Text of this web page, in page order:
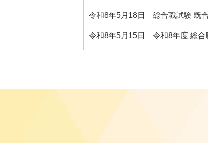
令和8年5月18日 総合職試験 既合
令和8年5月15日 令和8年度 総合
令和8年3月4日 【施設系】業務